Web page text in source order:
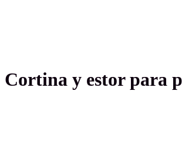
Cortina y estor para